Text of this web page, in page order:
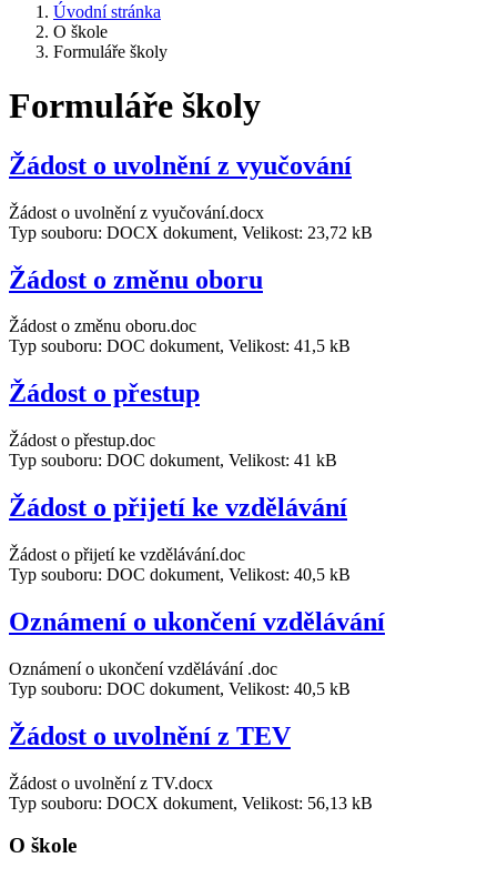
Úvodní stránka
O škole
Formuláře školy
Formuláře školy
Žádost o uvolnění z vyučování
Žádost o uvolnění z vyučování.docx
Typ souboru: DOCX dokument, Velikost: 23,72 kB
Žádost o změnu oboru
Žádost o změnu oboru.doc
Typ souboru: DOC dokument, Velikost: 41,5 kB
Žádost o přestup
Žádost o přestup.doc
Typ souboru: DOC dokument, Velikost: 41 kB
Žádost o přijetí ke vzdělávání
Žádost o přijetí ke vzdělávání.doc
Typ souboru: DOC dokument, Velikost: 40,5 kB
Oznámení o ukončení vzdělávání
Oznámení o ukončení vzdělávání .doc
Typ souboru: DOC dokument, Velikost: 40,5 kB
Žádost o uvolnění z TEV
Žádost o uvolnění z TV.docx
Typ souboru: DOCX dokument, Velikost: 56,13 kB
O škole